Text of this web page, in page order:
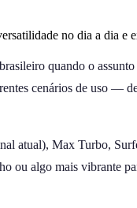
no dia a dia e
quando o
cenários de uso —
atual), Max Turbo,
algo mais vibrante